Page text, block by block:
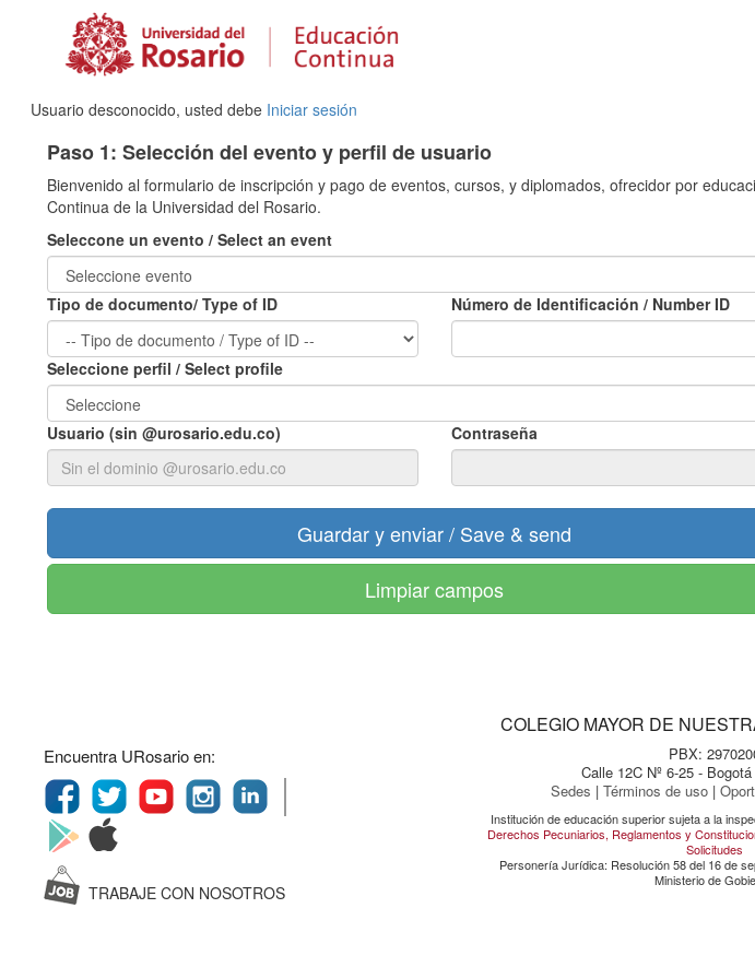
Usuario desconocido, usted debe Iniciar sesión
Paso 1: Selección del evento y perfil de usuario
Bienvenido al formulario de inscripción y pago de eventos, cursos, y diplomados, ofrecidor por
Continua de la Universidad del Rosario.
Seleccone un evento / Select an event
Tipo de documento/ Type of ID Número de Identificación / Number ID
Seleccione perfil / Select profile
Usuario (sin @urosario.edu.co) Contraseña
Limpiar campos
COLEGIO MAYOR DE
Encuentra URosario en:
TRABAJE CON NOSOTROS
PBX:
Calle 12C Nº 6-25 -
Sedes | Términos de uso |
Institución de educación superior sujeta a la
Derechos Pecuniarios, Reglamentos y
Solicitudes
Personería Jurídica: Resolución 58 del 16 de
Ministerio de